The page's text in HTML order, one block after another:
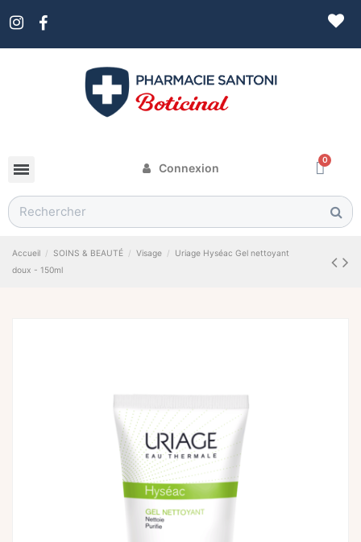
Connexion
Accueil SOINS & BEAUTÉ Visage
Uriage Hyséac Gel nettoyant
doux - 150ml